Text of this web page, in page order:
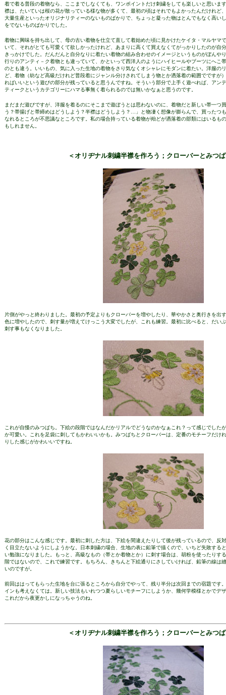
着で着る普段の着物なら、ここまでしなくても、ワンポイントだけ刺繍をしても楽しいと思いま
襟は、たいていは桜の花が散っている様な物が多くて、最初の頃はそれでもよかったんだけれど
大量生産といったオリジナリティーのないものばかりで、ちょっと凝った物はとんでもなく高い
をでないものばかりでした。
着物に興味を持ち出して、母の古い着物を仕立て直して着始めた頃に見かけたケイタ・マルヤマ
いて、それがとても可愛くて欲しかったけれど、あまりに高くて買えなくてがっかりしたのが自
きっかけでした。だんだんと自分なりに着たい着物の組み合わせのイメージというものがぼんや
行りのアンティ－ク着物とも違っていて、かといって西洋人のようにハイヒールやブーツにへこ
のとも違う。いいもの、気に入った生地の着物をさり気なくオシャレにモダンに着たい。洋服の
ど、着物（紡など高級だけれど普段着にジャンル分けされてしまう物とか洒落着の範囲でですが
ればいいという遊びの部分が残っていると思うんですね。そういう部分で上手く遊べれば、アン
ティークというカテゴリーにハマる事無く着られるのでは無いかなぁと思うのです。
まだまだ遊びですが、洋服を着るのにそこまで遊ぼうとは思わないのに、着物だと新しい帯一つ
う？帯揚げと帯締めはどうしよう？半襟はどうしよう？…」と物凄く想像が膨らんで、買ったつ
なれるところが不思議なところです。私の場合持っている着物が殆どが洒落着の部類にはいるも
もしれません。
＜オリヂナル刺繍半襟を作ろう；クローバーとみつ
片側がやっと終わりました。最初の予定よりもクローバーを増やしたり、華やかさと奥行きを出
色に増やしたので、刺す量が増えてけっこう大変でしたが、これも練習。最初に比べると、だい
刺す事もなくなりました。
これが自慢のみつばち。下絵の段階ではなんだかリアルでどうなのかなぁこれ？って感じでした
か可愛い。これを足袋に刺してもかわいいかも。みつばちとクローバーは、定番のモチーフだけ
りした感じがかわいいですね。
花の部分はこんな感じです。最初に刺した方は、下絵を間違えたりして後が残っているので、反
く目立たないようにしようかな。日本刺繍の場合、生地の表に鉛筆で描くので、いちど失敗する
い勉強になりました。もっと、高級なもの（帯とか着物とか）に刺す場合は、胡粉を使ったりす
階ではないので、これで練習です。もちろん、きちんと下絵通りにさしていければ、鉛筆の線は
いのですが。
前回ははってもらった生地を台に張るところから自分でやって、残り半分は次回までの宿題です
インも考えなくては。新しい技法もいれつつ夏らしいモチーフにしようか、幾何学模様とかでデ
これだから夜更かしになっちゃうのね。
＜オリヂナル刺繍半襟を作ろう；クローバーとみつ